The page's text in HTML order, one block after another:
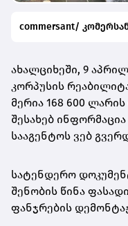
commersant/
ახალციხეში, 9
კორპუსის
მერია 168 600 ლარის
შესახებ
სააგენტოს ვებ
სატენდერო
შენობის წინა
ფანჯრების